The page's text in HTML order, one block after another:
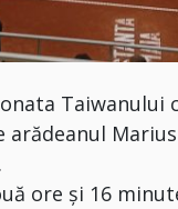
ore și 16